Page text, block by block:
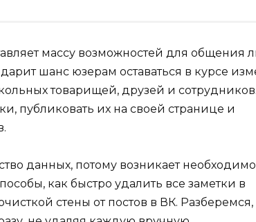
массу возможностей для общения
шанс юзерам оставаться в курсе
товарищей, друзей и
публиковать их на своей странице и
данных, потому возникает
как быстро удалить все заметки в
стены от постов в ВК.